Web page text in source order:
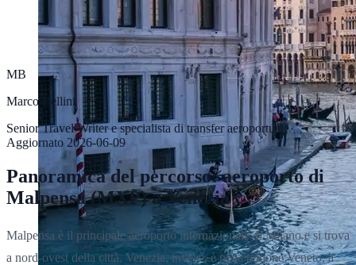
MB
Marco Bellini
Senior Travel Writer e specialista di transfer aeroportuali·
Aggiornato 2026-06-09
Panoramica del percorso: aeroporto di
Malpensa (MXP) a Venezia
Malpensa è il principale aeroporto internazionale di Milano e si trova
a nord-ovest della città. Venezia, invece, è nella regione Veneto, a